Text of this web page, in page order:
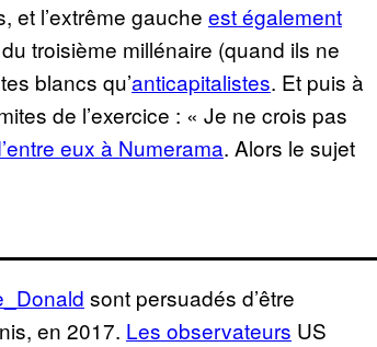
et l’extrême gauche est également
troisième millénaire (quand ils ne
blancs qu’anticapitalistes. Et puis à
de l’exercice : « Je ne crois pas
eux à Numerama. Alors le sujet
sont persuadés d’être
en 2017. Les observateurs US